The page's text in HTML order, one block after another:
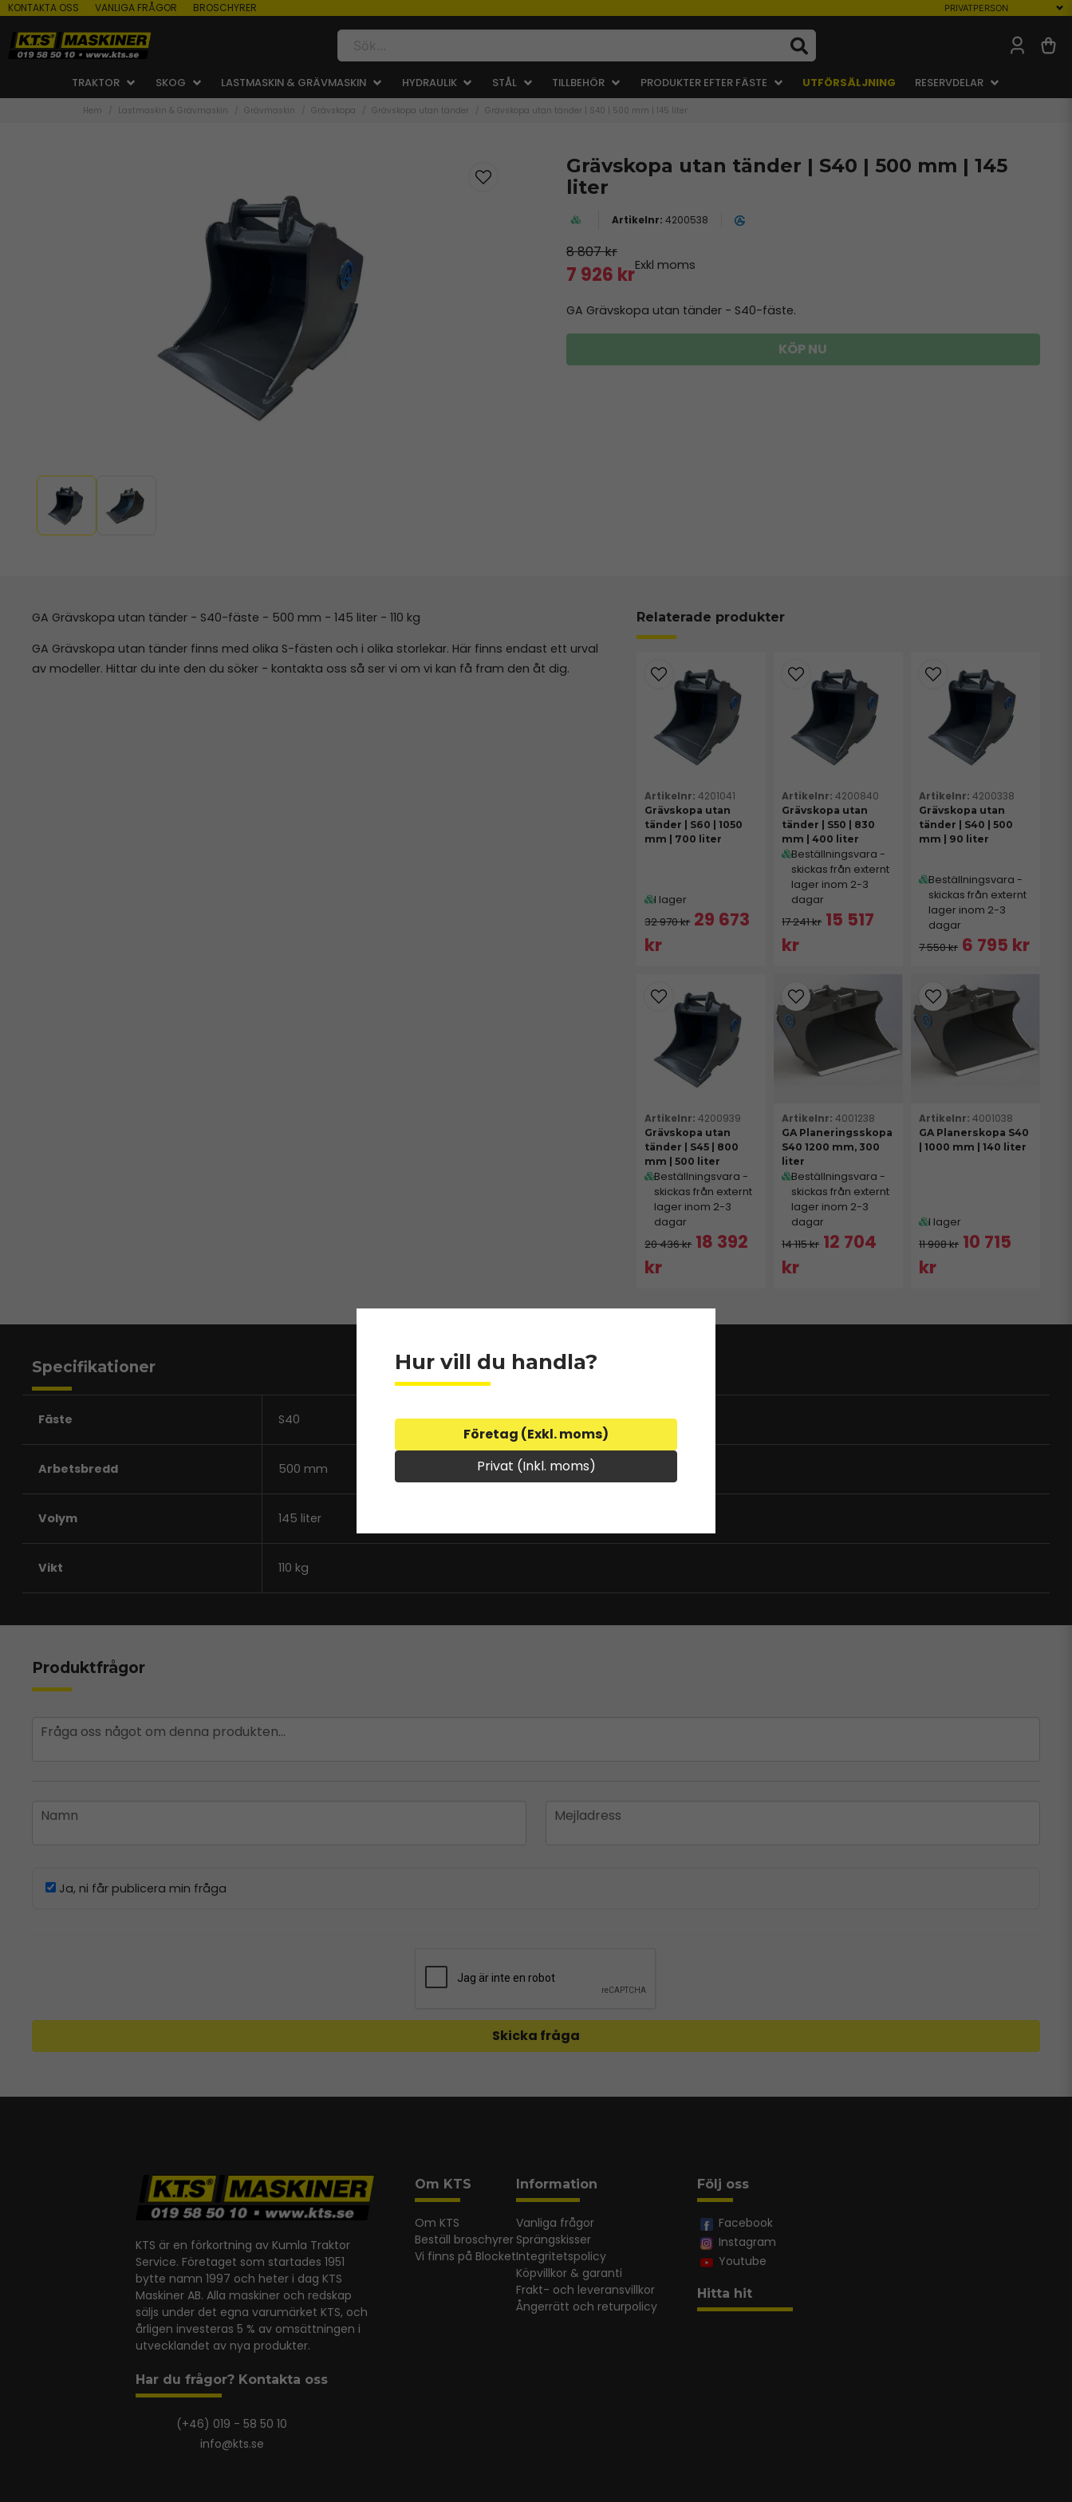
KONTAKTA OSS VANLIGA FRÅGOR BROSCHYRER
TRAKTOR SKOG LASTMASKIN & GRÄVMASKIN HYDRAULIK STÅL TILLBEHÖR PRODUKTER EFTER FÄSTE UTFÖRSÄLJNING RESERVDELAR
Hem Lastmaskin & Grävmaskin Grävmaskin Grävskopa Grävskopa utan tänder Grävskopa utan tänder | S40 | 500 mm | 145 liter
Grävskopa utan tänder | S40 | 500 mm | 145
liter
4200538
8 807 kr
7 926 krExkl moms
GA Grävskopa utan tänder - S40-fäste.
KÖP NU
GA Grävskopa utan tänder - S40-fäste - 500 mm - 145 liter - 110 kg
GA Grävskopa utan tänder finns med olika S-fästen och i olika storlekar. Här finns endast ett urval
av modeller. Hittar du inte den du söker - kontakta oss så ser vi om vi kan få fram den åt dig.
Relaterade produkter
4201041
Grävskopa utan
tänder | S60 | 1050
mm | 700 liter
I lager
32 970 kr 29 673
kr
4200840
Grävskopa utan
tänder | S50 | 830
mm | 400 liter
Beställningsvara -
skickas från externt
lager inom 2-3
dagar
17 241 kr 15 517
kr
4200338
Grävskopa utan
tänder | S40 | 500
mm | 90 liter
Beställningsvara -
skickas från externt
lager inom 2-3
dagar
7 550 kr 6 795 kr
4200939
Grävskopa utan
tänder | S45 | 800
mm | 500 liter
Beställningsvara -
skickas från externt
lager inom 2-3
dagar
20 436 kr 18 392
kr
4001238
GA Planeringsskopa
S40 1200 mm, 300
liter
Beställningsvara -
skickas från externt
lager inom 2-3
dagar
14 115 kr 12 704
kr
4001038
GA Planerskopa S40
| 1000 mm | 140 liter
I lager
11 908 kr 10 715
kr
Specifikationer
Fäste S40
Arbetsbredd 500 mm
Volym 145 liter
Vikt 110 kg
Produktfrågor
question
Fråga oss något om denna produkten...
name
Namn email
Mejladress
Ja, ni får publicera min fråga
Skicka fråga
Hur vill du handla?
Företag (Exkl. moms)
Privat (Inkl. moms)
KTS är en förkortning av Kumla Traktor
Service. Företaget som startades 1951
bytte namn 1997 och heter i dag KTS
Maskiner AB. Alla maskiner och redskap
säljs under det egna varumärket KTS, och
årligen investeras 5 % av omsättningen i
utvecklandet av nya produkter.
Har du frågor? Kontakta oss
(+46) 019 - 58 50 10
info@kts.se
Om KTS
Om KTS
Beställ broschyrer
Vi finns på Blocket
Information
Vanliga frågor
Sprängskisser
Integritetspolicy
Köpvillkor & garanti
Frakt- och leveransvillkor
Ångerrätt och returpolicy
Följ oss
Facebook
Instagram
Youtube
Hitta hit